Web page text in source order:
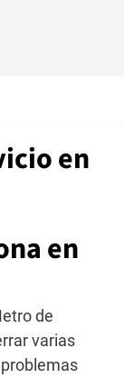
en
en
de
varias